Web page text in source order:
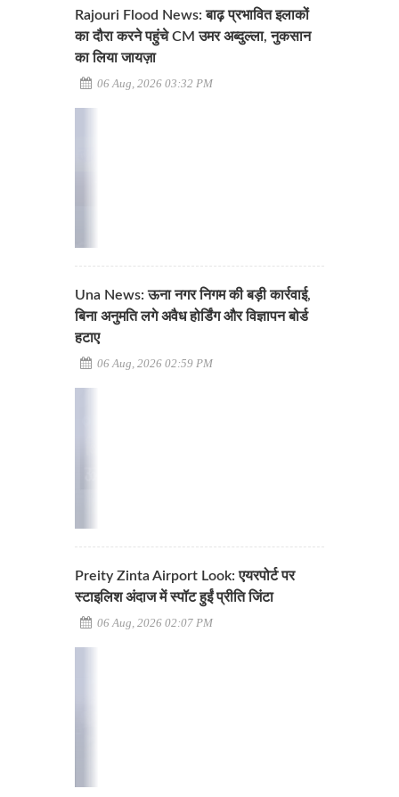
Rajouri Flood News: बाढ़ प्रभावित इलाकों
का दौरा करने पहुंचे CM उमर अब्दुल्ला, नुकसान
का लिया जायज़ा
06 Aug, 2026 03:32 PM
Una News: ऊना नगर निगम की बड़ी कार्रवाई,
बिना अनुमति लगे अवैध होर्डिंग और विज्ञापन बोर्ड
हटाए
06 Aug, 2026 02:59 PM
Preity Zinta Airport Look: एयरपोर्ट पर
स्टाइलिश अंदाज में स्पॉट हुईं प्रीति जिंटा
06 Aug, 2026 02:07 PM